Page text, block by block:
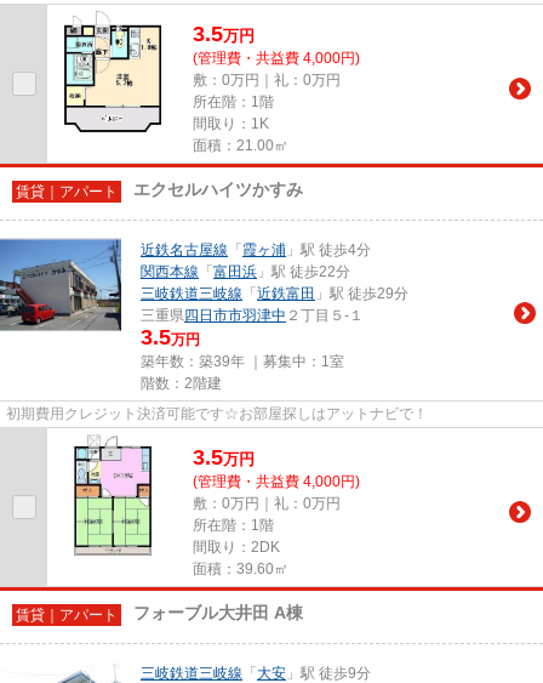
3.5万円
(管理費・共益費 4,000円)
敷：0万円｜礼：0万円
所在階：1階
間取り：1K
面積：21.00㎡
賃貸｜アパート エクセルハイツかすみ
近鉄名古屋線 「 霞ヶ浦 」駅 徒歩4分
関西本線 「 富田浜 」駅 徒歩22分
三岐鉄道三岐線 「 近鉄富田 」駅 徒歩29分
三重県四日市市羽津中 ２丁目５-１
3.5万円
築年数：築39年 ｜募集中： 1室
階数：2階建
初期費用クレジット決済可能です☆お部屋探しはアットナビで！
3.5万円
(管理費・共益費 4,000円)
敷：0万円｜礼：0万円
所在階：1階
間取り：2DK
面積：39.60㎡
賃貸｜アパート フォーブル大井田 A棟
三岐鉄道三岐線 「 大安 」駅 徒歩9分